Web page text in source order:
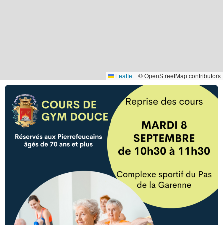
Leaflet | © OpenStreetMap contributors